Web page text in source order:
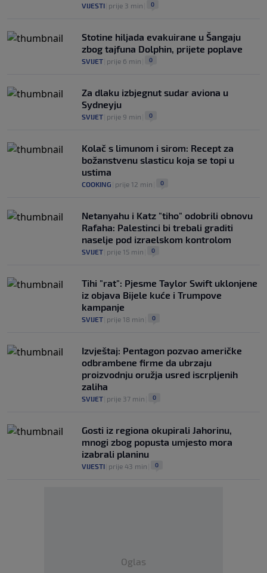
VIJESTI prije 3 min 0
Stotine hiljada evakuirane u Šangaju
zbog tajfuna Dolphin, prijete poplave
SVIJET prije 6 min 0
Za dlaku izbjegnut sudar aviona u
Sydneyju
SVIJET prije 9 min 0
Kolač s limunom i sirom: Recept za
božanstvenu slasticu koja se topi u
ustima
COOKING prije 12 min 0
Netanyahu i Katz "tiho" odobrili obnovu
Rafaha: Palestinci bi trebali graditi
naselje pod izraelskom kontrolom
SVIJET prije 15 min 0
Tihi "rat": Pjesme Taylor Swift uklonjene
iz objava Bijele kuće i Trumpove
kampanje
SVIJET prije 18 min 0
Izvještaj: Pentagon pozvao američke
odbrambene firme da ubrzaju
proizvodnju oružja usred iscrpljenih
zaliha
SVIJET prije 37 min 0
Gosti iz regiona okupirali Jahorinu,
mnogi zbog popusta umjesto mora
izabrali planinu
VIJESTI prije 43 min 0
Oglas